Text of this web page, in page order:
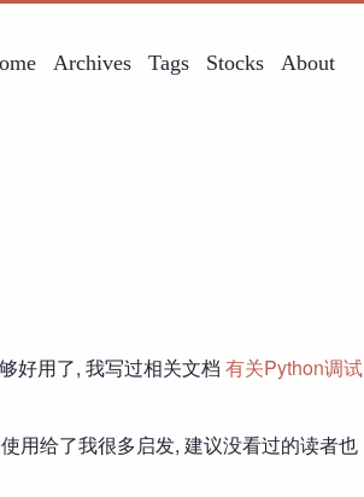
Archives Tags Stocks About
好用了, 我写过相关文档 有关Python调试
用给了我很多启发, 建议没看过的读者也